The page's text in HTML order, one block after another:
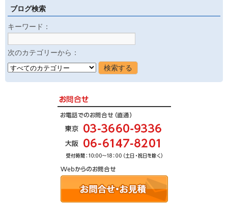
ブログ検索
キーワード：
次のカテゴリーから：